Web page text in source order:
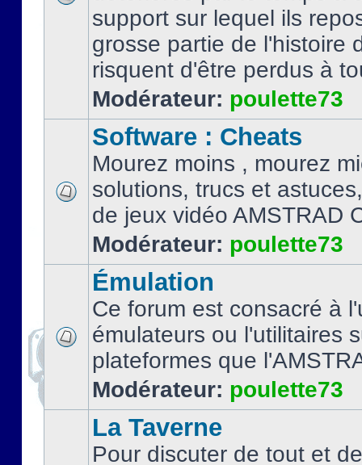
support sur lequel ils
grosse partie de l'histoire
risquent d'être perdus à
Modérateur: poulette73
Software : Cheats
Mourez moins , mourez
solutions, trucs et
de jeux vidéo AMSTRAD
Modérateur: poulette73
Émulation
Ce forum est consacré à
émulateurs ou l'utilitaires
plateformes que
Modérateur: poulette73
La Taverne
Pour discuter de tout et